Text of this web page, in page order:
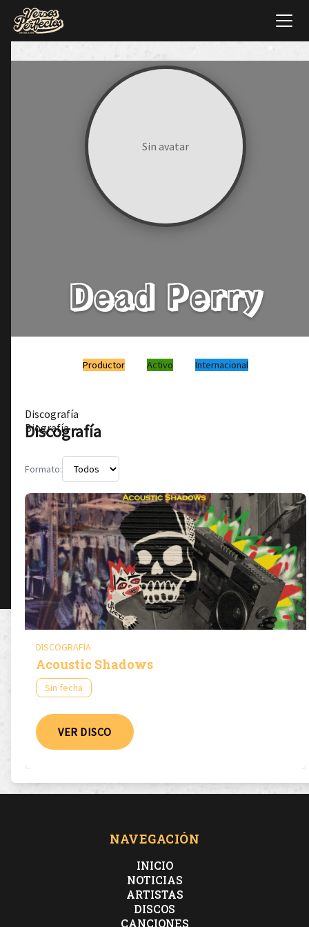
Sin avatar
Dead Perry
Productor Activo Internacional
Discografía
Biografía
Discografía
Formato:
DISCOGRAFÍA
Acoustic Shadows
Sin fecha
VER DISCO
NAVEGACIÓN
INICIO
NOTICIAS
ARTISTAS
DISCOS
CANCIONES